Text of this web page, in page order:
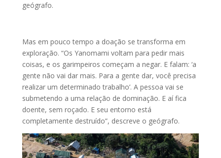
geógrafo.
Mas em pouco tempo a doação se transforma em
exploração. “Os Yanomami voltam para pedir mais
coisas, e os garimpeiros começam a negar. E falam: ‘a
gente não vai dar mais. Para a gente dar, você precisa
realizar um determinado trabalho’. A pessoa vai se
submetendo a uma relação de dominação. E aí fica
doente, sem roçado. E seu entorno está
completamente destruído”, descreve o geógrafo.